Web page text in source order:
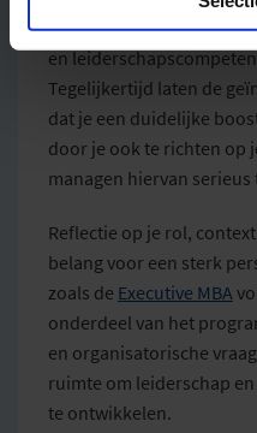
van een personal brand.
en
Tegelijkertijd laten de
dat je een duidelijke
door je ook te richten op
managen hiervan serieus
Reflectie op je rol,
belang voor een sterk
zoals de Executive MBA
onderdeel van het
en organisatorische
ruimte om leiderschap
te ontwikkelen.